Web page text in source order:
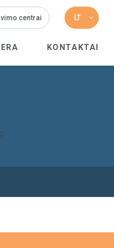
centrai LT
KONTAKTAI